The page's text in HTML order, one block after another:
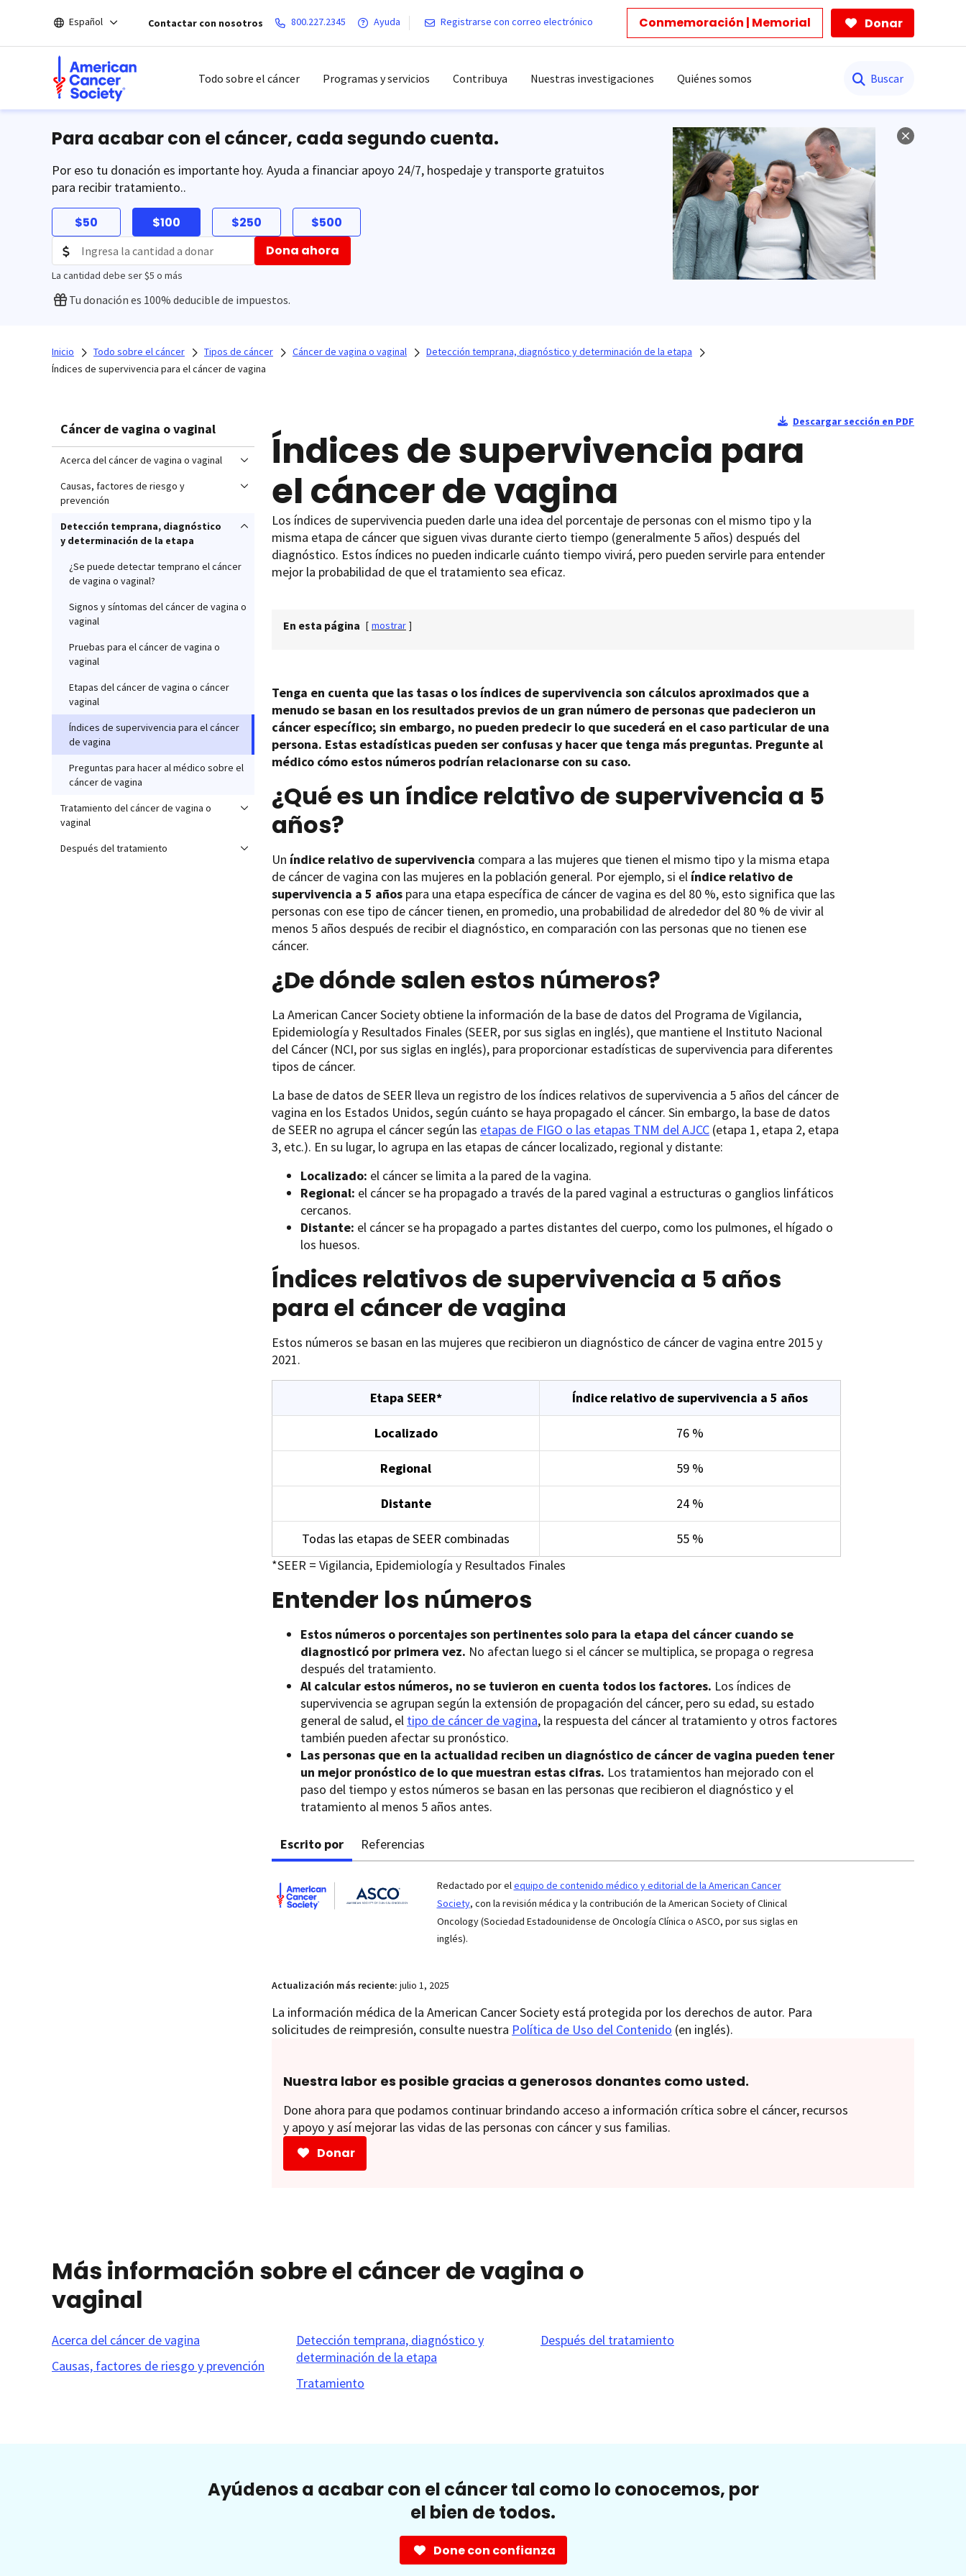
el
Español Contactar con nosotros 800.227.2345 Ayuda Registrarse con correo electrónico Conmemoración | Memorial Donar
Todo sobre el cáncer Programas y servicios Contribuya Nuestras investigaciones Quiénes somos
Para acabar con el cáncer, cada segundo cuenta.
Por eso tu donación es importante hoy. Ayuda a financiar apoyo 24/7, hospedaje y transporte gratuitos
para recibir tratamiento..
$50 $100 $250 $500
La cantidad debe ser $5 o más
Dona ahora
Tu donación es 100% deducible de impuestos.
Inicio Todo sobre el cáncer Tipos de cáncer Cáncer de vagina o vaginal
Detección temprana, diagnóstico y determinación de la etapa
Índices de supervivencia para el cáncer de vagina
Cáncer de vagina o vaginal
Acerca del cáncer de vagina o vaginal
Causas, factores de riesgo y
prevención
Detección temprana, diagnóstico
y determinación de la etapa
¿Se puede detectar temprano el cáncer
de vagina o vaginal?
Signos y síntomas del cáncer de vagina o
vaginal
Pruebas para el cáncer de vagina o
vaginal
Etapas del cáncer de vagina o cáncer
vaginal
Índices de supervivencia para el cáncer
de vagina
Preguntas para hacer al médico sobre el
cáncer de vagina
Tratamiento del cáncer de vagina o
vaginal
Después del tratamiento
Descargar sección en PDF
Índices de supervivencia para
el cáncer de vagina
Los índices de supervivencia pueden darle una idea del porcentaje de personas con el mismo tipo y la
misma etapa de cáncer que siguen vivas durante cierto tiempo (generalmente 5 años) después del
diagnóstico. Estos índices no pueden indicarle cuánto tiempo vivirá, pero pueden servirle para entender
mejor la probabilidad de que el tratamiento sea eficaz.
En esta página [ mostrar ]
Tenga en cuenta que las tasas o los índices de supervivencia son cálculos aproximados que a
menudo se basan en los resultados previos de un gran número de personas que padecieron un
cáncer específico; sin embargo, no pueden predecir lo que sucederá en el caso particular de una
persona. Estas estadísticas pueden ser confusas y hacer que tenga más preguntas. Pregunte al
médico cómo estos números podrían relacionarse con su caso.
¿Qué es un índice relativo de supervivencia a 5
años?
Un índice relativo de supervivencia compara a las mujeres que tienen el mismo tipo y la misma etapa
de cáncer de vagina con las mujeres en la población general. Por ejemplo, si el índice relativo de
supervivencia a 5 años para una etapa específica de cáncer de vagina es del 80 %, esto significa que las
personas con ese tipo de cáncer tienen, en promedio, una probabilidad de alrededor del 80 % de vivir al
menos 5 años después de recibir el diagnóstico, en comparación con las personas que no tienen ese
cáncer.
¿De dónde salen estos números?
La American Cancer Society obtiene la información de la base de datos del Programa de Vigilancia,
Epidemiología y Resultados Finales (SEER, por sus siglas en inglés), que mantiene el Instituto Nacional
del Cáncer (NCI, por sus siglas en inglés), para proporcionar estadísticas de supervivencia para diferentes
tipos de cáncer.
La base de datos de SEER lleva un registro de los índices relativos de supervivencia a 5 años del cáncer de
vagina en los Estados Unidos, según cuánto se haya propagado el cáncer. Sin embargo, la base de datos
de SEER no agrupa el cáncer según las etapas de FIGO o las etapas TNM del AJCC (etapa 1, etapa 2, etapa
3, etc.). En su lugar, lo agrupa en las etapas de cáncer localizado, regional y distante:
Localizado: el cáncer se limita a la pared de la vagina.
Regional: el cáncer se ha propagado a través de la pared vaginal a estructuras o ganglios linfáticos
cercanos.
Distante: el cáncer se ha propagado a partes distantes del cuerpo, como los pulmones, el hígado o
los huesos.
Índices relativos de supervivencia a 5 años
para el cáncer de vagina
Estos números se basan en las mujeres que recibieron un diagnóstico de cáncer de vagina entre 2015 y
2021.
Etapa SEER* Índice relativo de supervivencia a 5 años
Localizado 76 %
Regional 59 %
Distante 24 %
Todas las etapas de SEER combinadas
55 %
*SEER = Vigilancia, Epidemiología y Resultados Finales
Entender los números
Estos números o porcentajes son pertinentes solo para la etapa del cáncer cuando se
diagnosticó por primera vez. No afectan luego si el cáncer se multiplica, se propaga o regresa
después del tratamiento.
Al calcular estos números, no se tuvieron en cuenta todos los factores. Los índices de
supervivencia se agrupan según la extensión de propagación del cáncer, pero su edad, su estado
general de salud, el tipo de cáncer de vagina, la respuesta del cáncer al tratamiento y otros factores
también pueden afectar su pronóstico.
Las personas que en la actualidad reciben un diagnóstico de cáncer de vagina pueden tener
un mejor pronóstico de lo que muestran estas cifras. Los tratamientos han mejorado con el
paso del tiempo y estos números se basan en las personas que recibieron el diagnóstico y el
tratamiento al menos 5 años antes.
Escrito por Referencias
Redactado por elequipo de contenido médico y editorial de la American Cancer
Society, con la revisión médica y la contribución de la American Society of Clinical
Oncology (Sociedad Estadounidense de Oncología Clínica o ASCO, por sus siglas en
inglés).
Actualización más reciente: julio 1, 2025
La información médica de la American Cancer Society está protegida por los derechos de autor. Para
solicitudes de reimpresión, consulte nuestra Política de Uso del Contenido (en inglés).
Nuestra labor es posible gracias a generosos donantes como usted.
Done ahora para que podamos continuar brindando acceso a información crítica sobre el cáncer, recursos
y apoyo y así mejorar las vidas de las personas con cáncer y sus familias.
Donar
Más información sobre el cáncer de vagina o
vaginal
Acerca del cáncer de vagina
Causas, factores de riesgo y prevención
Detección temprana, diagnóstico y
determinación de la etapa
Tratamiento
Después del tratamiento
Ayúdenos a acabar con el cáncer tal como lo conocemos, por
el bien de todos.
Done con confianza